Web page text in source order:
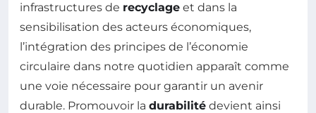
infrastructures de recyclage et dans la
sensibilisation des acteurs économiques,
l’intégration des principes de l’économie
circulaire dans notre quotidien apparaît comme
une voie nécessaire pour garantir un avenir
durable. Promouvoir la durabilité devient ainsi